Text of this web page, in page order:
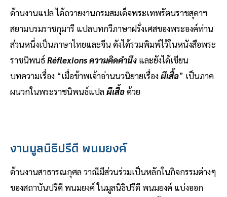
ด้านงานแปล ได้ถวายงานกรมสมเด็จพระเทพรัตนราชสุดาฯ
สยามบรมราชกุมารี แปลบทกวีภาษาฝรั่งเศสของพระองค์ท่าน
ส่วนหนึ่งเป็นภาษาไทยและจีน ดังได้รวมพิมพ์ไว้ในหนังสือพระ
ราชนิพนธ์Réflexions ความคิดคำนึง และยังได้เขียน
บทความเรื่อง “เมื่อข้าพเจ้าอ่านนวนิยายเรื่องผีเสื้อ” เป็นภาค
ผนวกในพระราชนิพนธ์แปลผีเสื้อด้วย
งานมูลนิธิปรีดี พนมยงค์
ด้านงานสาธารณกุศล วาณีมีส่วนร่วมเป็นหลักในกิจกรรมต่างๆ
ของสถาบันปรีดี พนมยงค์ ในมูลนิธิปรีดี พนมยงค์ แบ่งออก